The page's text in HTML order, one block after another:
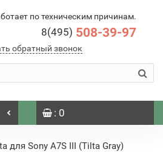
по техническим причинам.
8(495) 508-39-97
обратный звонок
: 0
для Sony A7S III (Tilta Gray)